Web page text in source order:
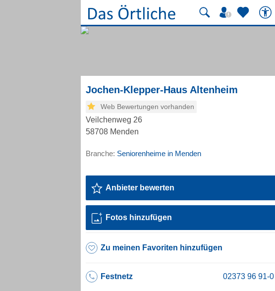
Jochen-Klepper-Haus Altenheim
Web Bewertungen vorhanden
Veilchenweg 26
58708 Menden
Branche: Seniorenheime in Menden
Anbieter bewerten
Fotos hinzufügen
Zu meinen Favoriten hinzufügen
Festnetz